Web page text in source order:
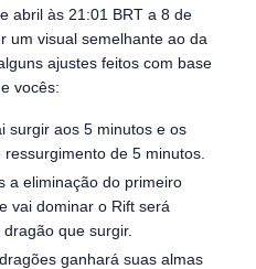
abril às 21:01 BRT a 8 de
um visual semelhante ao da
ajustes feitos com base
vocês:
surgir aos 5 minutos e os
de 5 minutos.
a eliminação do primeiro
vai dominar o Rift será
dragão que surgir.
dragões ganhará suas almas